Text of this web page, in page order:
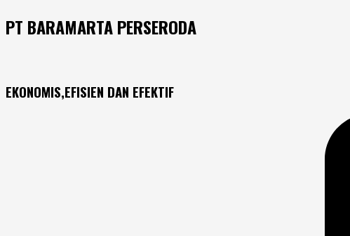
PT BARAMARTA PERSERODA
EKONOMIS,EFISIEN DAN EFEKTIF